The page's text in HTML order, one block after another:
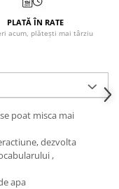
PLATĂ ÎN RATE
acum, plătești mai târziu
poat misca mai
dezvolta
,
apa